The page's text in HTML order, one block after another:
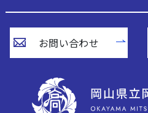
お問い合わせ